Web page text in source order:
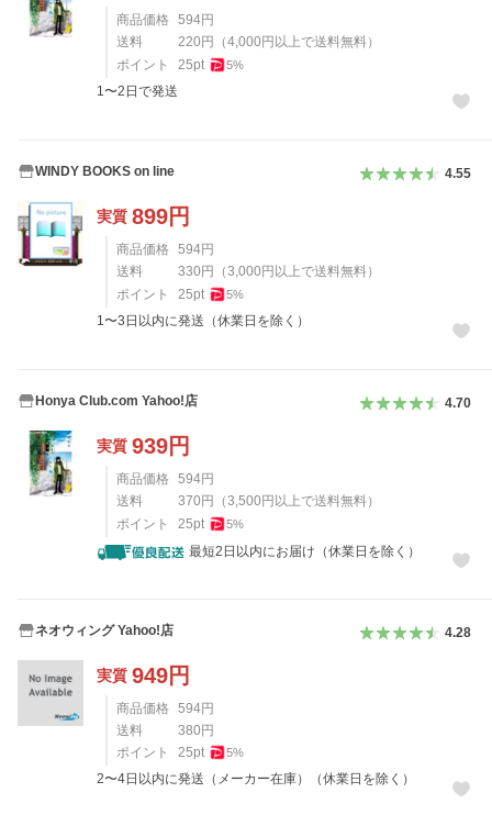
商品価格 594円
送料
220 円 （4,000 円以上で送料無料）
ポイント
25pt 5%
1〜2日で発送
WINDY BOOKS on line 4.55
実質 899円
商品価格 594円
送料
330 円 （3,000 円以上で送料無料）
ポイント
25pt 5%
1〜3日以内に発送（休業日を除く）
Honya Club.com Yahoo!店 4.70
実質 939円
商品価格 594円
送料
370 円 （3,500 円以上で送料無料）
ポイント
25pt 5%
最短2日以内にお届け（休業日を除く）
ネオウィング Yahoo!店 4.28
実質 949円
商品価格 594円
送料
380 円
ポイント
25pt 5%
2〜4日以内に発送（メーカー在庫）（休業日を除く）